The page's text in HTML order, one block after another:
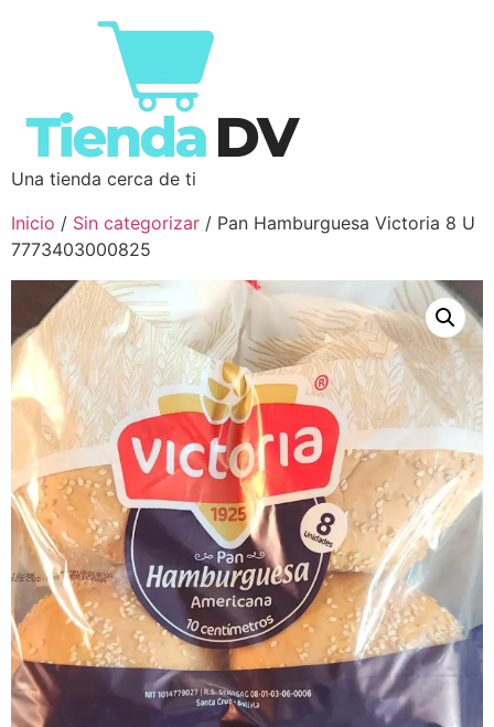
Una tienda cerca de ti
Inicio / Sin categorizar / Pan Hamburguesa Victoria 8 U
7773403000825